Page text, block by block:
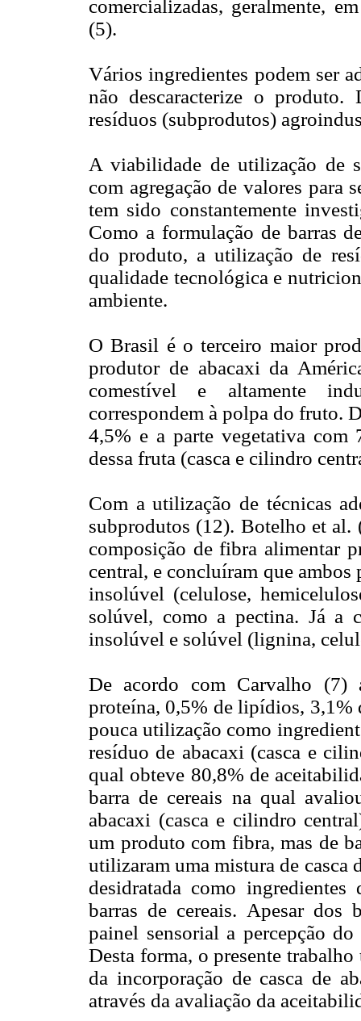
comercializadas, geralmente,
(5).
Vários ingredientes podem ser
não descaracterize o produto.
resíduos (subprodutos)
A viabilidade de utilização de
com agregação de valores para
tem sido constantemente
Como a formulação de barras
do produto, a utilização de
qualidade tecnológica e
ambiente.
O Brasil é o terceiro maior
produtor de abacaxi da
comestível e altamente
correspondem à polpa do fruto.
4,5% e a parte vegetativa com
dessa fruta (casca e cilindro
Com a utilização de técnicas
subprodutos (12). Botelho et al.
composição de fibra alimentar
central, e concluíram que
insolúvel (celulose,
solúvel, como a pectina. Já a
insolúvel e solúvel (lignina,
De acordo com Carvalho (7)
proteína, 0,5% de lipídios, 3,1%
pouca utilização como
resíduo de abacaxi (casca e
qual obteve 80,8% de
barra de cereais na qual
abacaxi (casca e cilindro
um produto com fibra, mas de
utilizaram uma mistura de casca
desidratada como
barras de cereais. Apesar dos
painel sensorial a percepção
Desta forma, o presente
da incorporação de casca de
através da avaliação da